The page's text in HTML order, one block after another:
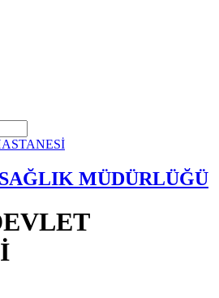
MÜDÜRLÜĞÜ